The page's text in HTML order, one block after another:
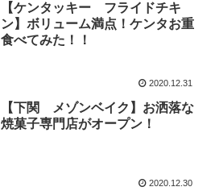
【ケンタッキー フライドチキ
ン】ボリューム満点！ケンタお重
食べてみた！！
2020.12.31
【下関 メゾンベイク】お洒落な
焼菓子専門店がオープン！
2020.12.30